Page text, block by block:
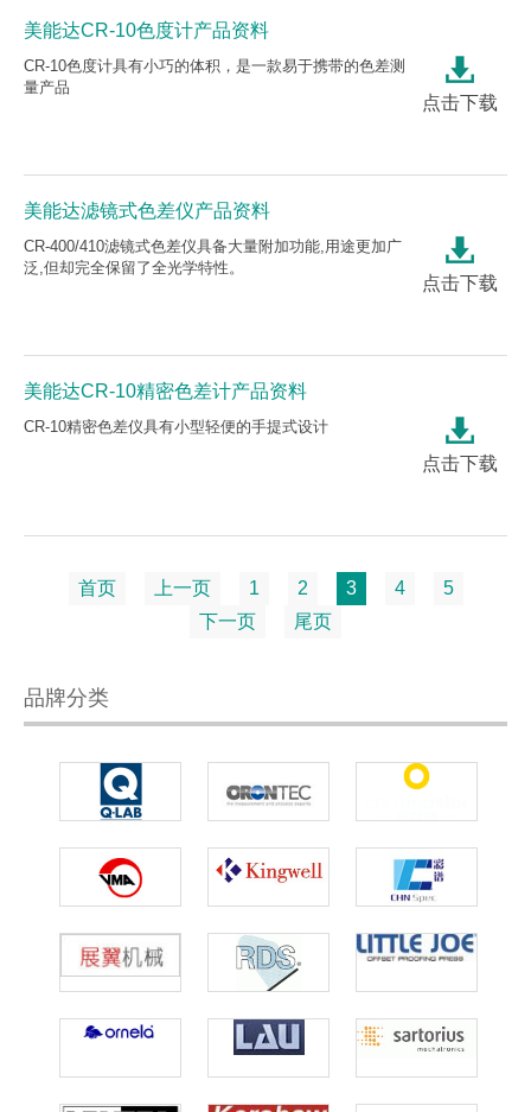
美能达CR-10色度计产品资料
点击下载
CR-10色度计具有小巧的体积，是一款易于携带的色差测
量产品
美能达滤镜式色差仪产品资料
点击下载
CR-400/410滤镜式色差仪具备大量附加功能,用途更加广
泛,但却完全保留了全光学特性。
美能达CR-10精密色差计产品资料
点击下载
CR-10精密色差仪具有小型轻便的手提式设计
首页 上一页 1 2 3 4
5
下一页
尾页
品牌分类